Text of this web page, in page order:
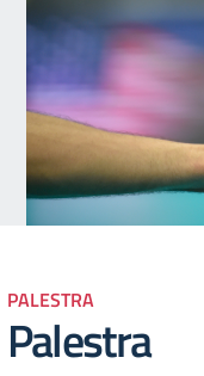
PALESTRA
Palestra